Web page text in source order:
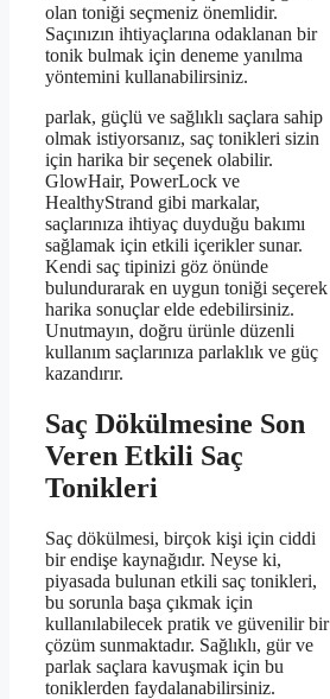
olan toniği seçmeniz önemlidir.
Saçınızın ihtiyaçlarına odaklanan bir
tonik bulmak için deneme yanılma
yöntemini kullanabilirsiniz.
parlak, güçlü ve sağlıklı saçlara sahip
olmak istiyorsanız, saç tonikleri sizin
için harika bir seçenek olabilir.
GlowHair, PowerLock ve
HealthyStrand gibi markalar,
saçlarınıza ihtiyaç duyduğu bakımı
sağlamak için etkili içerikler sunar.
Kendi saç tipinizi göz önünde
bulundurarak en uygun toniği seçerek
harika sonuçlar elde edebilirsiniz.
Unutmayın, doğru ürünle düzenli
kullanım saçlarınıza parlaklık ve güç
kazandırır.
Saç Dökülmesine Son
Veren Etkili Saç
Tonikleri
Saç dökülmesi, birçok kişi için ciddi
bir endişe kaynağıdır. Neyse ki,
piyasada bulunan etkili saç tonikleri,
bu sorunla başa çıkmak için
kullanılabilecek pratik ve güvenilir bir
çözüm sunmaktadır. Sağlıklı, gür ve
parlak saçlara kavuşmak için bu
toniklerden faydalanabilirsiniz.